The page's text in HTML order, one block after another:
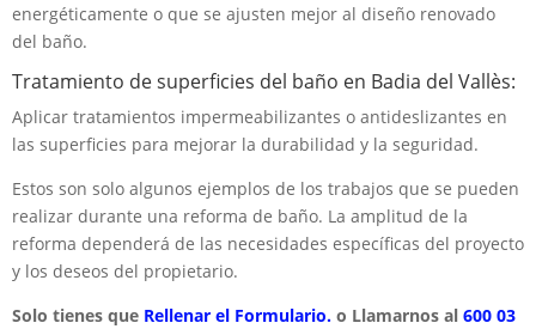
energéticamente o que se ajusten mejor al diseño renovado
del baño.
Tratamiento de superficies del baño en Badia del Vallès:
Aplicar tratamientos impermeabilizantes o antideslizantes en
las superficies para mejorar la durabilidad y la seguridad.
Estos son solo algunos ejemplos de los trabajos que se pueden
realizar durante una reforma de baño. La amplitud de la
reforma dependerá de las necesidades específicas del proyecto
y los deseos del propietario.
Solo tienes que Rellenar el Formulario. o Llamarnos al 600 03